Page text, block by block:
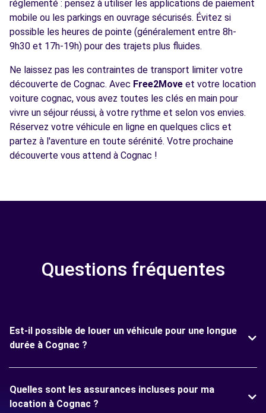
réglementé : pensez à utiliser les applications de paiement
mobile ou les parkings en ouvrage sécurisés. Évitez si
possible les heures de pointe (généralement entre 8h-
9h30 et 17h-19h) pour des trajets plus fluides.
Ne laissez pas les contraintes de transport limiter votre
découverte de Cognac. Avec Free2Move et votre location
voiture cognac, vous avez toutes les clés en main pour
vivre un séjour réussi, à votre rythme et selon vos envies.
Réservez votre véhicule en ligne en quelques clics et
partez à l'aventure en toute sérénité. Votre prochaine
découverte vous attend à Cognac !
Questions fréquentes
Est-il possible de louer un véhicule pour une longue
durée à Cognac ?
Quelles sont les assurances incluses pour ma
location à Cognac ?